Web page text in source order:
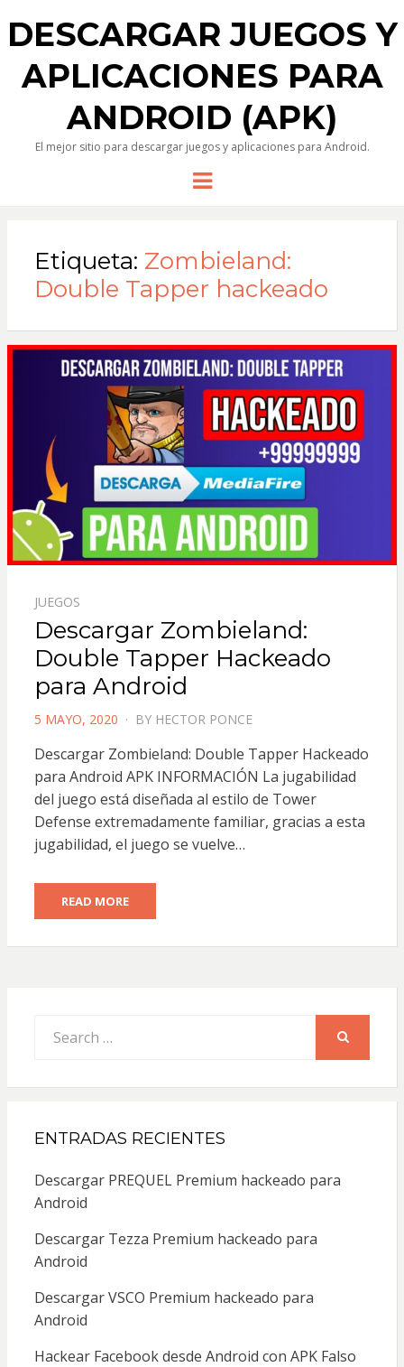
DESCARGAR JUEGOS Y
APLICACIONES PARA
ANDROID (APK)
El mejor sitio para descargar juegos y aplicaciones para Android.
Menu
Etiqueta: Zombieland:
Double Tapper hackeado
JUEGOS
Descargar Zombieland:
Double Tapper Hackeado
para Android
POSTED
5 MAYO, 2020 BY HECTOR PONCE
Descargar Zombieland: Double Tapper Hackeado
para Android APK INFORMACIÓN La jugabilidad
del juego está diseñada al estilo de Tower
Defense extremadamente familiar, gracias a esta
jugabilidad, el juego se vuelve…
READ MORE
for:
ENTRADAS RECIENTES
Descargar PREQUEL Premium hackeado para
Android
Descargar Tezza Premium hackeado para
Android
Descargar VSCO Premium hackeado para
Android
Hackear Facebook desde Android con APK Falso